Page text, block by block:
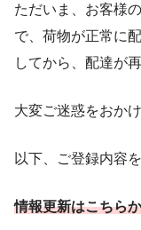
ただいま、お客様
で、荷物が正常に
してから、配達が
大変ご迷惑をおか
以下、ご登録内容
情報更新はこちら